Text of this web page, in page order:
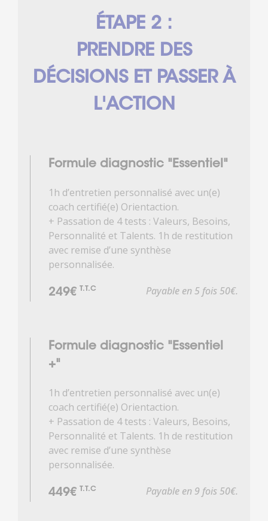
ÉTAPE 2 :
PRENDRE DES
DÉCISIONS ET PASSER À
L'ACTION
Formule diagnostic "Essentiel"
1h d’entretien personnalisé avec un(e)
coach certifié(e) Orientaction.
+ Passation de 4 tests : Valeurs, Besoins,
Personnalité et Talents. 1h de restitution
avec remise d’une synthèse
personnalisée.
249€ T.T.C Payable en 5 fois 50€.
Formule diagnostic "Essentiel
+"
1h d’entretien personnalisé avec un(e)
coach certifié(e) Orientaction.
+ Passation de 4 tests : Valeurs, Besoins,
Personnalité et Talents. 1h de restitution
avec remise d’une synthèse
personnalisée.
449€ T.T.C Payable en 9 fois 50€.